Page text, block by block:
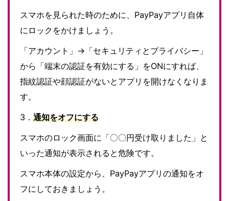
スマホを見られた時のために、PayPayアプリ自体
にロックをかけましょう。
「アカウント」→「セキュリティとプライバシー」
から「端末の認証を有効にする」をONにすれば、
指紋認証や顔認証がないとアプリを開けなくなりま
す。
3． 通知をオフにする
スマホのロック画面に「〇〇円受け取りました」と
いった通知が表示されると危険です。
スマホ本体の設定から、PayPayアプリの通知をオ
フにしておきましょう。